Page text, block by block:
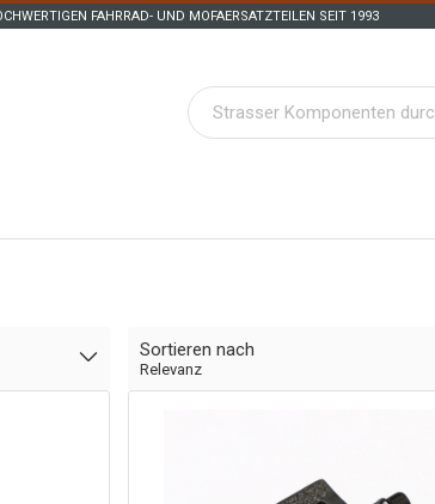
FAHRRAD- UND MOFAERSATZTEILEN SEIT 1993
Sortieren nach
Relevanz